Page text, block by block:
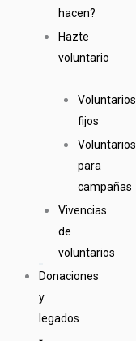
hacen?
Hazte
voluntario
Voluntarios
fijos
Voluntarios
para
campañas
Vivencias
de
voluntarios
Donaciones
y
legados